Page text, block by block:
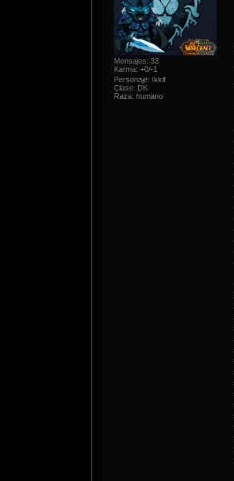
Mensajes: 33
Karma: +0/-1
Personaje: Ikkif
Clase: DK
Raza: humano